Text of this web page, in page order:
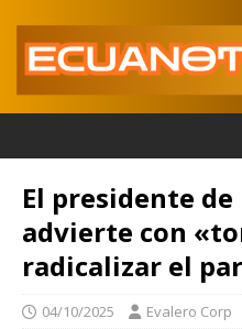
El presidente de
advierte con
radicalizar el
04/10/2025 Evalero Corp